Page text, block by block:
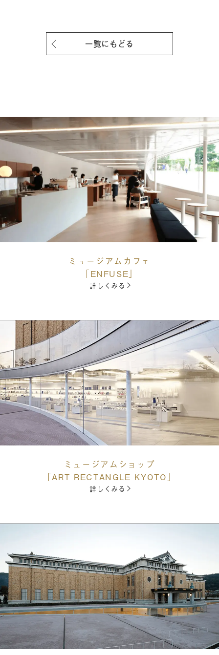
一覧にもどる
ミュージアムカフェ
「ENFUSE」
詳しくみる
ミュージアムショップ
「ART RECTANGLE KYOTO」
詳しくみる